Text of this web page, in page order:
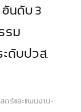
นดับ 3
รม
ดับปวส.
ร์และแผนงาน -